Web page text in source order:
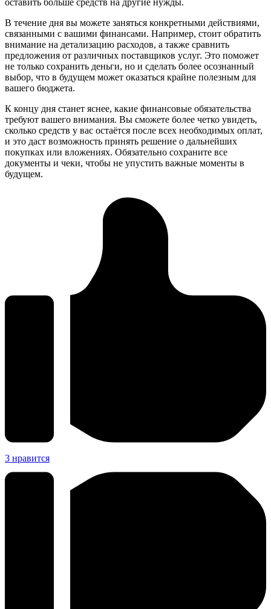
оставить больше средств на другие нужды.
В течение дня вы можете заняться конкретными действиями,
связанными с вашими финансами. Например, стоит обратить
внимание на детализацию расходов, а также сравнить
предложения от различных поставщиков услуг. Это поможет
не только сохранить деньги, но и сделать более осознанный
выбор, что в будущем может оказаться крайне полезным для
вашего бюджета.
К концу дня станет яснее, какие финансовые обязательства
требуют вашего внимания. Вы сможете более четко увидеть,
сколько средств у вас остаётся после всех необходимых оплат,
и это даст возможность принять решение о дальнейших
покупках или вложениях. Обязательно сохраните все
документы и чеки, чтобы не упустить важные моменты в
будущем.
3 нравится